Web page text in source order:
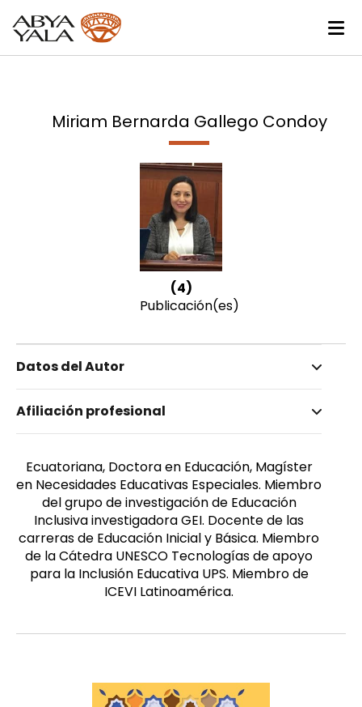
Miriam Bernarda Gallego Condoy
(4)
Publicación(es)
Datos del Autor
Gallego Condoy, Miriam Bernarda
Afiliación profesional
Ecuatoriana, Doctora en Educación, Magíster
en Necesidades Educativas Especiales. Miembro
del grupo de investigación de Educación
Inclusiva investigadora GEI. Docente de las
carreras de Educación Inicial y Básica. Miembro
de la Cátedra UNESCO Tecnologías de apoyo
para la Inclusión Educativa UPS. Miembro de
ICEVI Latinoamérica.